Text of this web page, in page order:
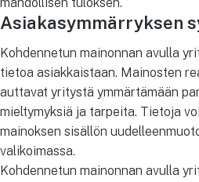
Asiakasymmärryksen
Kohdennetun mainonnan avulla
tietoa asiakkaistaan. Mainosten
auttavat yritystä ymmärtämään
mieltymyksiä ja tarpeita. Tietoja
mainoksen sisällön
valikoimassa.
Kohdennetun mainonnan avulla